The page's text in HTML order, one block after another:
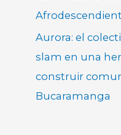
Aurora: el
slam en una
construir
Bucaramanga